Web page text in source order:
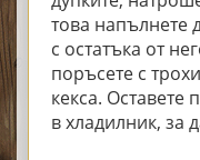
това напълнете
с остатъка от
поръсете с
кекса. Оставете
в хладилник, за